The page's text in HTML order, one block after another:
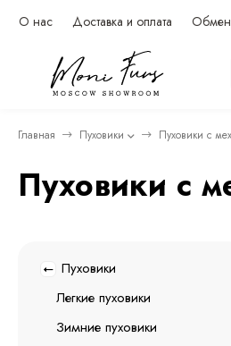
О нас Доставка и оплата Обмен
Главная Пуховики Пуховики с
Пуховики с
Пуховики
Легкие пуховики
Зимние пуховики